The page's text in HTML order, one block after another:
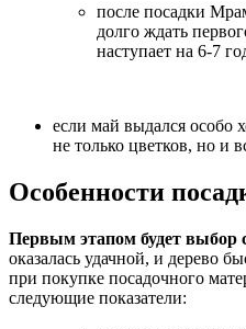
после посадки
долго ждать
наступает на 6-7
если май выдался особо
не только цветков, но и
Особенности
Первым этапом будет выбор
оказалась удачной, и дерево
при покупке посадочного
следующие показатели: